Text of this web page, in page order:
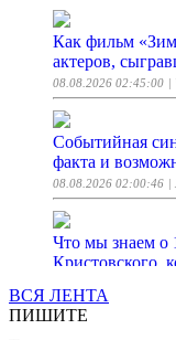
Как фильм
актеров,
08.08.2026 02:45:00
Событийная
факта и
08.08.2026 02:00:46
Что мы знаем о
Кристовского,
08.08.2026 00:15:00
ВСЯ ЛЕНТА
ПИШИТЕ